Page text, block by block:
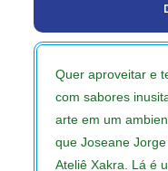
Quer aproveitar e
com sabores
arte em um
que Joseane
Ateliê Xakra. Lá é